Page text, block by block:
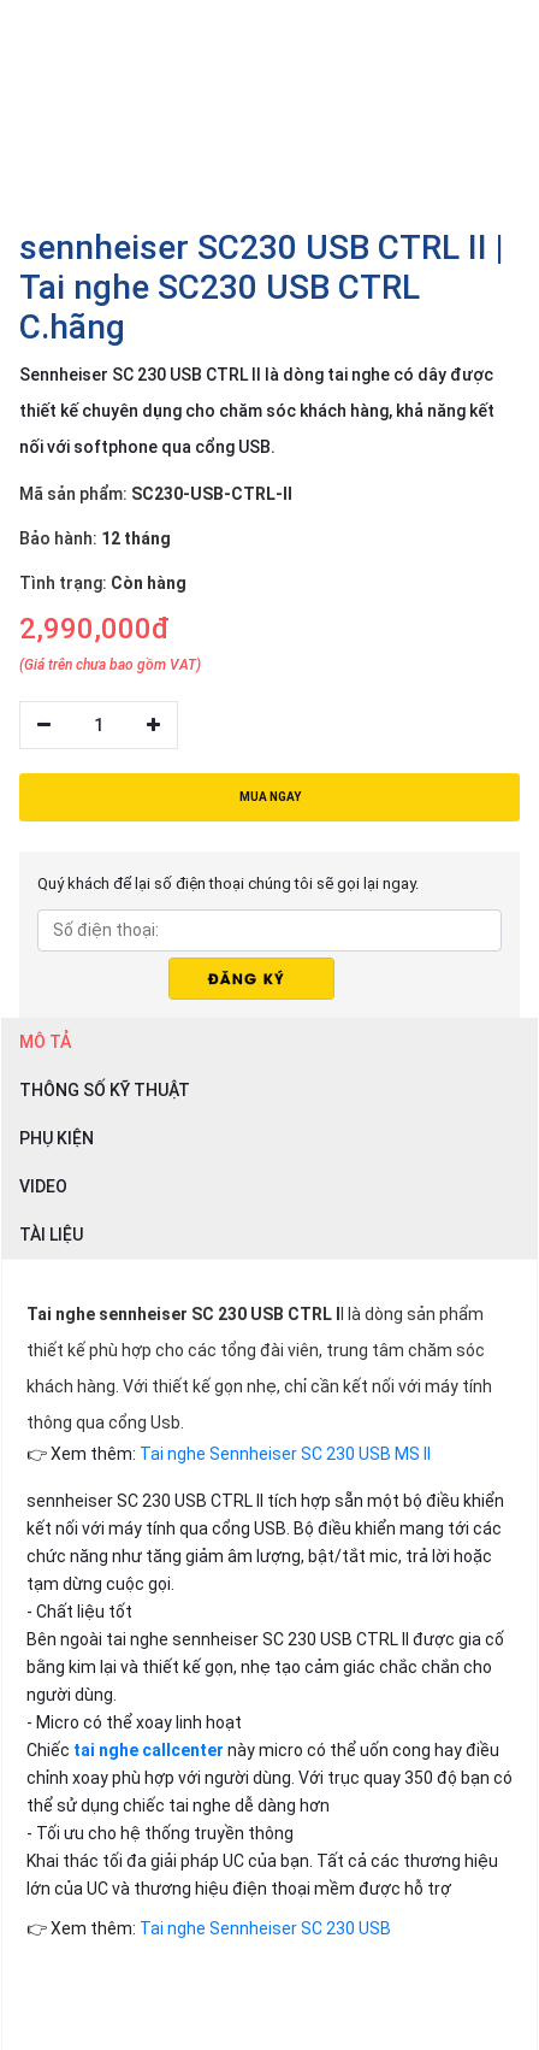
sennheiser SC230 USB CTRL II |
Tai nghe SC230 USB CTRL
C.hãng
Sennheiser SC 230 USB CTRL II là dòng tai nghe có dây được
thiết kế chuyên dụng cho chăm sóc khách hàng, khả năng kết
nối với softphone qua cổng USB.
Mã sản phẩm: SC230-USB-CTRL-II
Bảo hành: 12 tháng
Tình trạng: Còn hàng
2,990,000đ
(Giá trên chưa bao gồm VAT)
1
MUA NGAY
Quý khách để lại số điện thoại chúng tôi sẽ gọi lại ngay.
MÔ TẢ
THÔNG SỐ KỸ THUẬT
PHỤ KIỆN
VIDEO
TÀI LIỆU
Tai nghe sennheiser SC 230 USB CTRL I
I là dòng sản phẩm
thiết kế phù hợp cho các tổng đài viên, trung tâm chăm sóc
khách hàng. Với thiết kế gọn nhẹ, chỉ cần kết nối với máy tính
thông qua cổng Usb.
👉 Xem thêm: Tai nghe Sennheiser SC 230 USB MS II
sennheiser SC 230 USB CTRL II tích hợp sẵn một bộ điều khiển
kết nối với máy tính qua cổng USB. Bộ điều khiển mang tới các
chức năng như tăng giảm âm lượng, bật/tắt mic, trả lời hoặc
tạm dừng cuộc gọi.
- Chất liệu tốt
Bên ngoài tai nghe sennheiser SC 230 USB CTRL II được gia cố
bằng kim lại và thiết kế gọn, nhẹ tạo cảm giác chắc chắn cho
người dùng.
- Micro có thể xoay linh hoạt
Chiếc tai nghe callcenter này micro có thể uốn cong hay điều
chỉnh xoay phù hợp với người dùng. Với trục quay 350 độ bạn có
thể sử dụng chiếc tai nghe dễ dàng hơn
- Tối ưu cho hệ thống truyền thông
Khai thác tối đa giải pháp UC của bạn. Tất cả các thương hiệu
lớn của UC và thương hiệu điện thoại mềm được hỗ trợ
👉 Xem thêm: Tai nghe Sennheiser SC 230 USB
Dịch
vụ
Hỗ
Tin
tức
hệ
Giới
thiệu
NGỮ